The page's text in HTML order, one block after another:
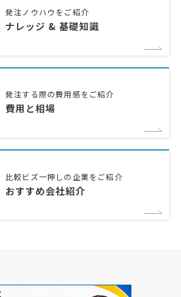
発注ノウハウをご紹介
ナレッジ & 基礎知識
発注する際の費用感をご紹介
費用と相場
比較ビズ一押しの企業をご紹介
おすすめ会社紹介